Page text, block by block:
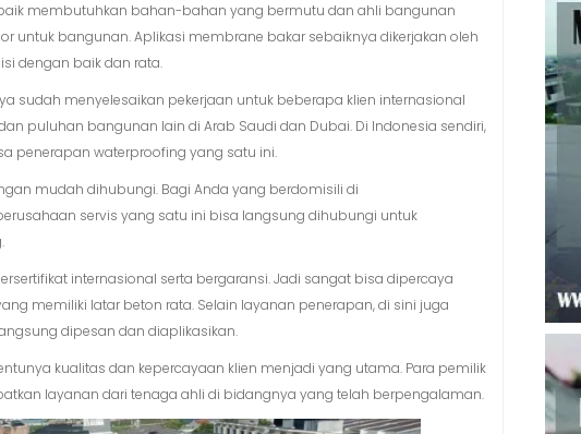
membutuhkan bahan-bahan yang bermutu dan ahli bangunan
untuk bangunan. Aplikasi membrane bakar sebaiknya dikerjakan oleh
dengan baik dan rata.
sudah menyelesaikan pekerjaan untuk beberapa klien internasional
puluhan bangunan lain di Arab Saudi dan Dubai. Di Indonesia sendiri,
penerapan waterproofing yang satu ini.
mudah dihubungi. Bagi Anda yang berdomisili di
servis yang satu ini bisa langsung dihubungi untuk
internasional serta bergaransi. Jadi sangat bisa dipercaya
memiliki latar beton rata. Selain layanan penerapan, di sini juga
dipesan dan diaplikasikan.
kualitas dan kepercayaan klien menjadi yang utama. Para pemilik
layanan dari tenaga ahli di bidangnya yang telah berpengalaman.